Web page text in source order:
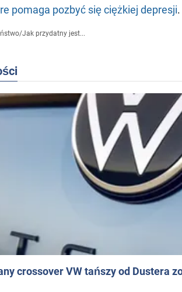
pomaga pozbyć się ciężkiej depresji.
/Jak przydatny jest...
crossover VW tańszy od Dustera